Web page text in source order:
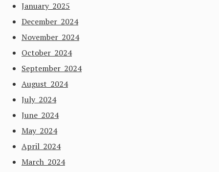
January 2025
December 2024
November 2024
October 2024
September 2024
August 2024
July 2024
June 2024
May 2024
April 2024
March 2024